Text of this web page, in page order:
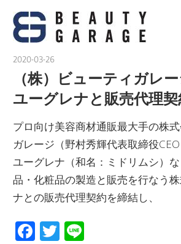
2020-03-26
（株）ビューティガレー
ユーグレナと販売代理
プロ向け美容商材通販最大手の株
ガレージ（野村秀輝代表取締役
ユーグレナ（和名：ミドリムシ）
品・化粧品の製造と販売を行なう
ナとの販売代理契約を締結し、
Facebook
Twitter